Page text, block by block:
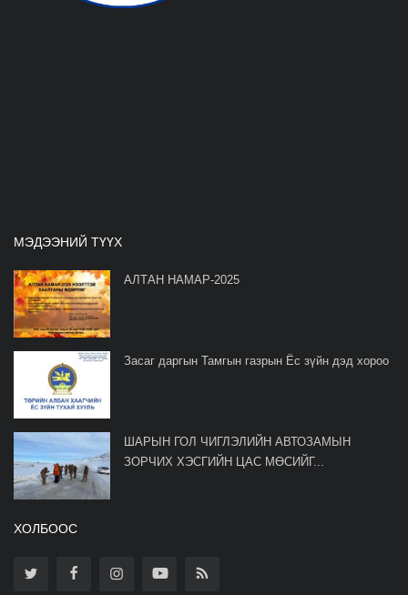
МЭДЭЭНИЙ ТҮҮХ
АЛТАН НАМАР-2025
Засаг даргын Тамгын газрын Ёс зүйн дэд хороо
ШАРЫН ГОЛ ЧИГЛЭЛИЙН АВТОЗАМЫН
ЗОРЧИХ ХЭСГИЙН ЦАС МӨСИЙГ...
ХОЛБООС